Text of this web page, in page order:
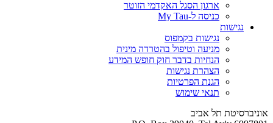
ארגון הסגל האקדמי הזוטר
כניסה ל-My Tau
נגישות
נגישות בקמפוס
מניעה וטיפול בהטרדה מינית
הנחיות בדבר חוק חופש המידע
הצהרת נגישות
הגנת הפרטיות
תנאי שימוש
אוניברסיטת תל אביב